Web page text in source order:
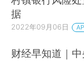
据
2022年09月06日
财经早知道｜